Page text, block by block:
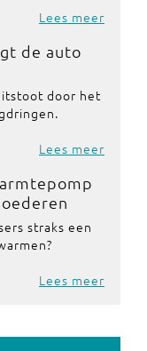
Lees meer
de auto
door het
Lees meer
straks een
Lees meer